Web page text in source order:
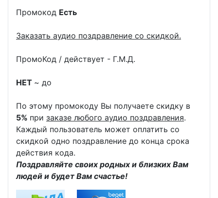
Промокод Есть
Заказать аудио поздравление со скидкой.
ПромоКод / действует - Г.М.Д.
НЕТ ~ до
По этому промокоду Вы получаете скидку в
5% при заказе любого аудио поздравления.
Каждый пользователь может оплатить со
скидкой одно поздравление до конца срока
действия кода.
Поздравляйте своих родных и близких Вам
людей и будет Вам счастье!